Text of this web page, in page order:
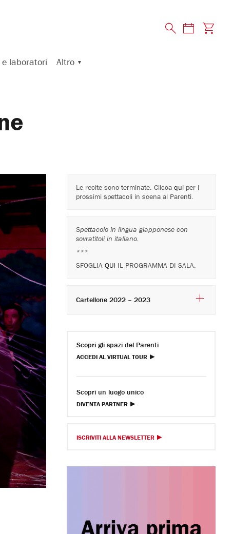
e laboratori Altro
Le recite sono terminate. Clicca quiper i
prossimi spettacoli in scena al Parenti.
Spettacolo in lingua giapponese con
sovratitoli in italiano.
***
SFOGLIA QUI IL PROGRAMMA DI SALA.
Cartellone 2022 – 2023
Scopri gli spazi del Parenti
ACCEDI AL VIRTUAL TOUR
Scopri un luogo unico
DIVENTA PARTNER
ISCRIVITI ALLA NEWSLETTER